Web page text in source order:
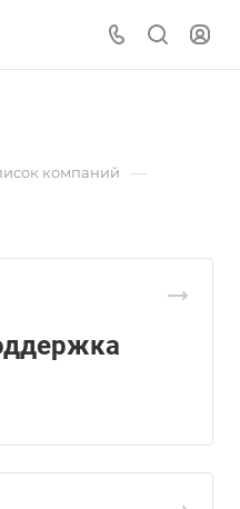
компаний —